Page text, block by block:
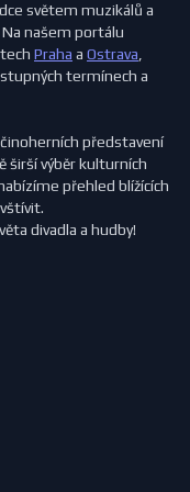
světem muzikálů a
našem portálu
Praha a Ostrava
termínech a
představení
širší výběr kulturních
přehled blížících
divadla a hudby!